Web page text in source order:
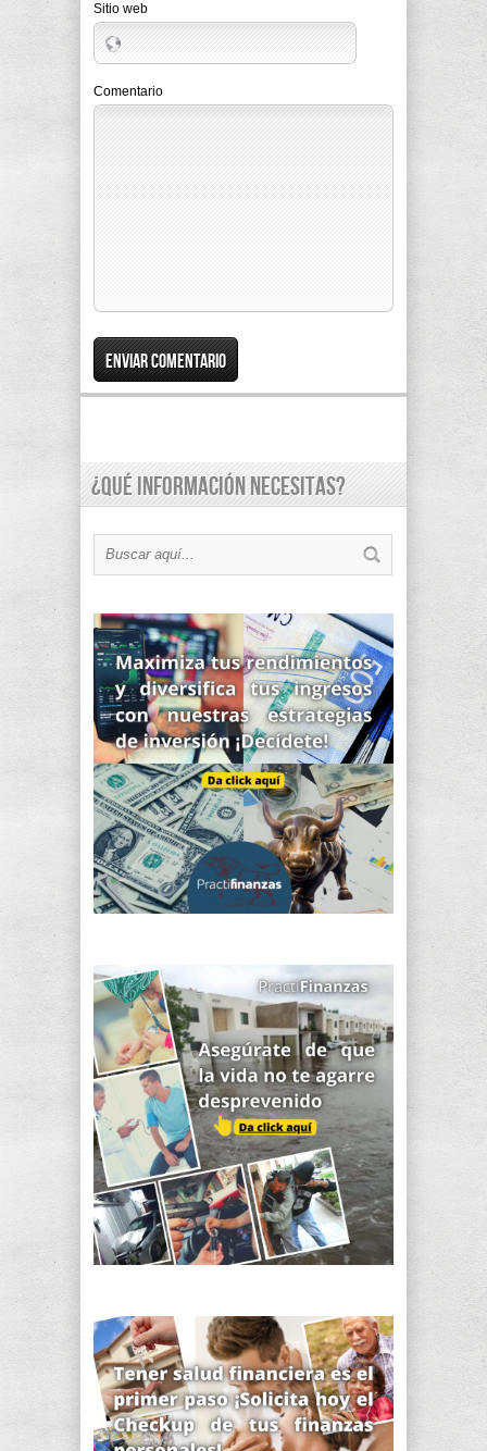
Sitio web
Comentario
¿Qué información necesitas?